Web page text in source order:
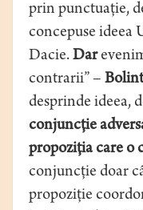
prin punctuaţie,
concepuse
Dacie.Dar
contrarii” –
desprinde ideea,
conjuncţie
propoziţia care o
conjuncţie doar
propoziţie